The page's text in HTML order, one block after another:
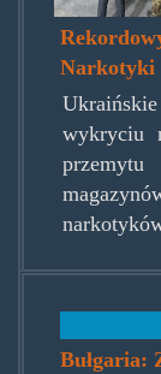
Narkotyki
wykryciu
Bułgaria: